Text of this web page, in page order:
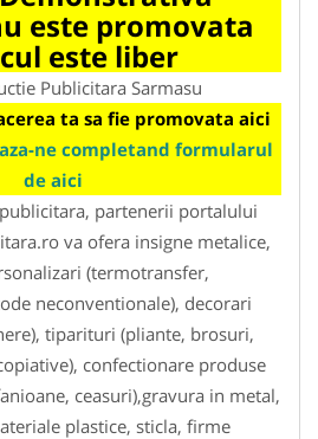
este promovata
este liber
Publicitara Sarmasu
ta sa fie promovata aici
ne completand formularul
de aici
partenerii portalului
va ofera insigne metalice,
(termotransfer,
neconventionale), decorari
tiparituri (pliante, brosuri,
confectionare produse
ceasuri),gravura in metal,
plastice, sticla, firme